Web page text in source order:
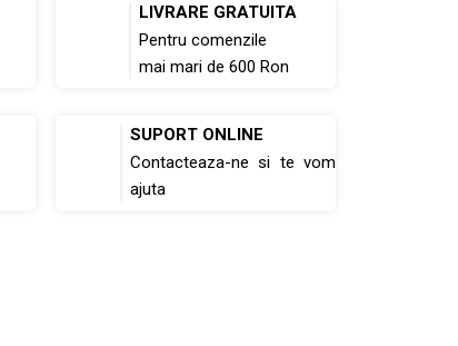
LIVRARE GRATUITA
Pentru comenzile
mai mari de 600 Ron
SUPORT ONLINE
Contacteaza-ne si te vom
ajuta